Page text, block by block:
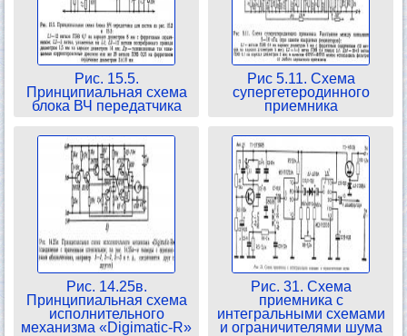
Рис. 15.5.
Принципиальная схема
блока ВЧ передатчика
Рис 5.11. Схема
супергетеродинного
приемника
Рис. 14.25в.
Принципиальная схема
исполнительного
механизма «Digimatic-R»
Рис. 31. Схема
приемника с
интегральными схемами
и ограничителями шума